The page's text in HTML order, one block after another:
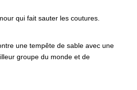
qui fait sauter les coutures.
une tempête de sable avec une
groupe du monde et de